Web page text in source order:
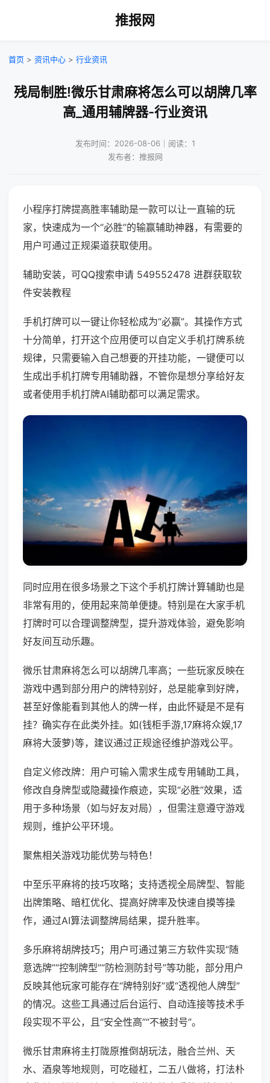
推报网
首页 > 资讯中心 > 行业资讯
残局制胜!微乐甘肃麻将怎么可以胡牌几率
高_通用辅牌器-行业资讯
发布时间：2026-08-06｜阅读：1
发布者：推报网
小程序打牌提高胜率辅助是一款可以让一直输的玩
家，快速成为一个“必胜”的输赢辅助神器，有需要的
用户可通过正规渠道获取使用。
辅助安装，可QQ搜索申请 549552478 进群获取软
件安装教程
手机打牌可以一键让你轻松成为“必赢”。其操作方式
十分简单，打开这个应用便可以自定义手机打牌系统
规律，只需要输入自己想要的开挂功能，一键便可以
生成出手机打牌专用辅助器，不管你是想分享给好友
或者使用手机打牌AI辅助都可以满足需求。
同时应用在很多场景之下这个手机打牌计算辅助也是
非常有用的，使用起来简单便捷。特别是在大家手机
打牌时可以合理调整牌型，提升游戏体验，避免影响
好友间互动乐趣。
微乐甘肃麻将怎么可以胡牌几率高；一些玩家反映在
游戏中遇到部分用户的牌特别好，总是能拿到好牌，
甚至好像能看到其他人的牌一样，由此怀疑是不是有
挂？确实存在此类外挂。如(钱柜手游,17麻将众娱,17
麻将大菠萝)等，建议通过正规途径维护游戏公平。
自定义修改牌：用户可输入需求生成专用辅助工具，
修改自身牌型或隐藏操作痕迹，实现“必胜”效果，适
用于多种场景（如与好友对局），但需注意遵守游戏
规则，维护公平环境。
聚焦相关游戏功能优势与特色！
中至乐平麻将的技巧攻略；支持透视全局牌型、智能
出牌策略、暗杠优化、提高好牌率及快速自摸等操
作，通过AI算法调整牌局结果，提升胜率。
多乐麻将胡牌技巧；用户可通过第三方软件实现“随
意选牌”“控制牌型”“防检测防封号”等功能，部分用户
反映其他玩家可能存在“牌特别好”或“透视他人牌型”
的情况。这些工具通过后台运行、自动连接等技术手
段实现不平公，且“安全性高”“不被封号”。
微乐甘肃麻将主打陇原推倒胡玩法，融合兰州、天
水、酒泉等地规则，可吃碰杠，二五八做将，打法朴